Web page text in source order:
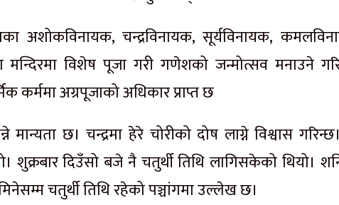
अशोकविनायक, चन्द्रविनायक, सूर्यविनायक,
विशेष पूजा गरी गणेशको जन्मोत्सव मनाउने
कर्ममा अग्रपूजाको अधिकार प्राप्त छ
मान्यता छ। चन्द्रमा हेरे चोरीको दोष लाग्ने विश्वास
शुक्रबार दिउँसो बजे नै चतुर्थी तिथि लागिसकेको थियो।
चतुर्थी तिथि रहेको पञ्चांगमा उल्लेख छ।